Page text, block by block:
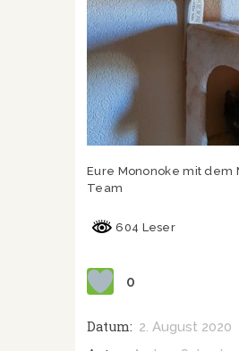
Eure Mononoke mit dem
Team
604 Leser
0
Datum: 2. August 2020